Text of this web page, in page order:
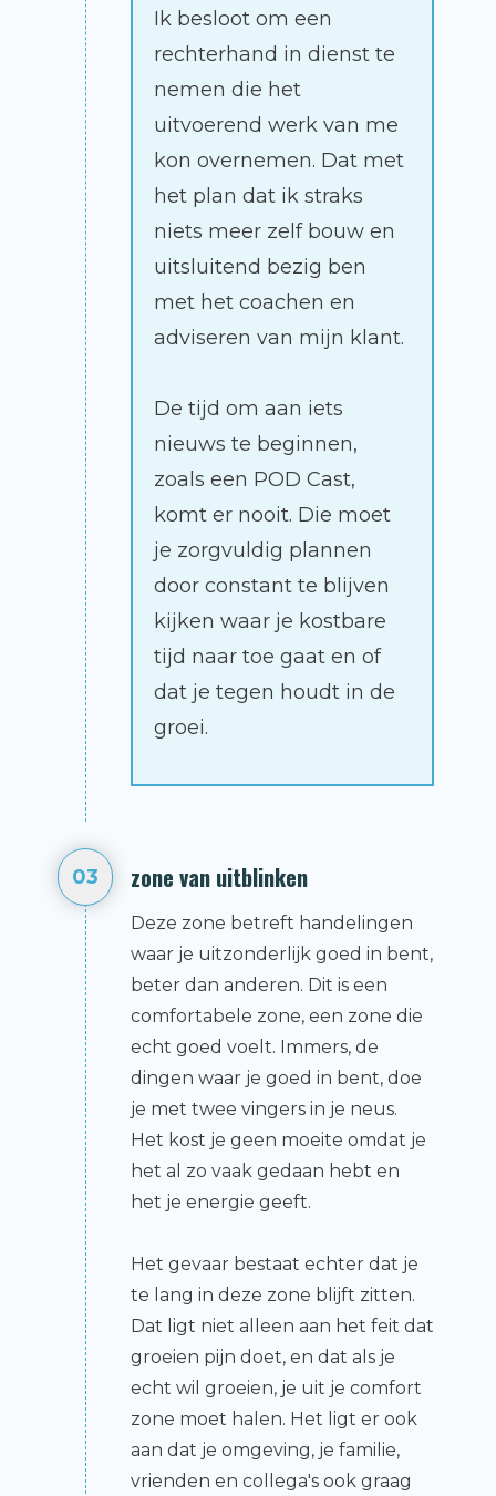
Ik besloot om een
rechterhand in dienst te
nemen die het
uitvoerend werk van me
kon overnemen. Dat met
het plan dat ik straks
niets meer zelf bouw en
uitsluitend bezig ben
met het coachen en
adviseren van mijn klant.
De tijd om aan iets
nieuws te beginnen,
zoals een POD Cast,
komt er nooit. Die moet
je zorgvuldig plannen
door constant te blijven
kijken waar je kostbare
tijd naar toe gaat en of
dat je tegen houdt in de
groei.
03 zone van uitblinken
Deze zone betreft handelingen
waar je uitzonderlijk goed in bent,
beter dan anderen. Dit is een
comfortabele zone, een zone die
echt goed voelt. Immers, de
dingen waar je goed in bent, doe
je met twee vingers in je neus.
Het kost je geen moeite omdat je
het al zo vaak gedaan hebt en
het je energie geeft.
Het gevaar bestaat echter dat je
te lang in deze zone blijft zitten.
Dat ligt niet alleen aan het feit dat
groeien pijn doet, en dat als je
echt wil groeien, je uit je comfort
zone moet halen. Het ligt er ook
aan dat je omgeving, je familie,
vrienden en collega's ook graag